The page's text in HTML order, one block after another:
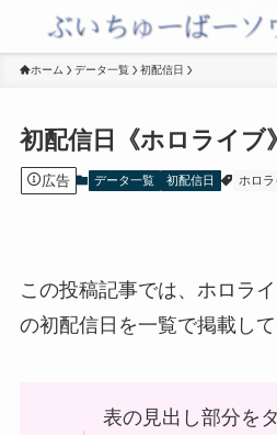
ホーム データ一覧 初配信日
初配信日《ホロライブ
広告 データ一覧 初配信日 ホロ
この投稿記事では、ホロラ
の初配信日を一覧で掲載して
表の見出し部分を